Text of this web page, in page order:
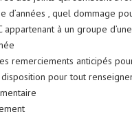
d’années , quel dommage
appartenant à un groupe
remerciements anticipés
pour tout